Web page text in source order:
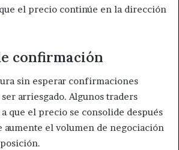
el precio continúe en la dirección
confirmación
sin esperar confirmaciones
arriesgado. Algunos traders
que el precio se consolide después
aumente el volumen de negociación